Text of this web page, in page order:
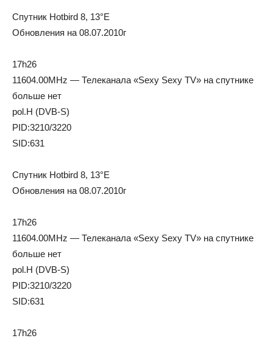
Спутник Hotbird 8, 13°E
Обновления на 08.07.2010г
17h26
11604.00MHz — Телеканала «Sexy Sexy TV» на спутнике
больше нет
pol.H (DVB-S)
PID:3210/3220
SID:631
Спутник Hotbird 8, 13°E
Обновления на 08.07.2010г
17h26
11604.00MHz — Телеканала «Sexy Sexy TV» на спутнике
больше нет
pol.H (DVB-S)
PID:3210/3220
SID:631
17h26